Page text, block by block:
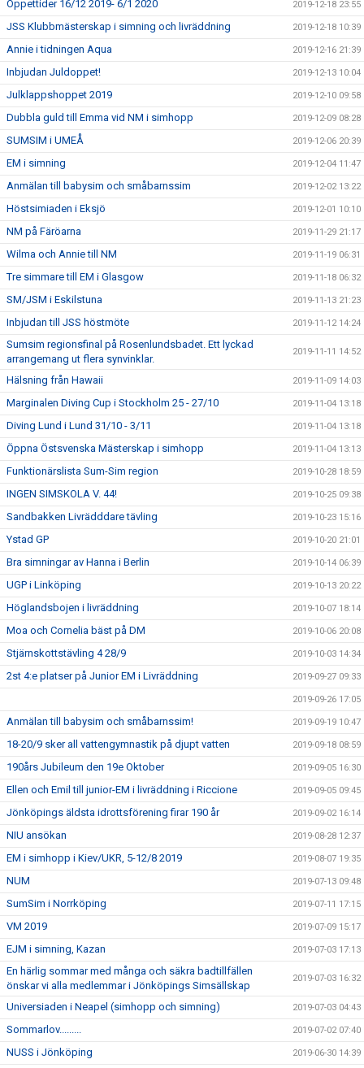
Öppettider 16/12 2019- 6/1 2020 2019-12-18 23:55
JSS Klubbmästerskap i simning och livräddning 2019-12-18 10:39
Annie i tidningen Aqua 2019-12-16 21:39
Inbjudan Juldoppet! 2019-12-13 10:04
Julklappshoppet 2019 2019-12-10 09:58
Dubbla guld till Emma vid NM i simhopp 2019-12-09 08:28
SUMSIM i UMEÅ 2019-12-06 20:39
EM i simning 2019-12-04 11:47
Anmälan till babysim och småbarnssim 2019-12-02 13:22
Höstsimiaden i Eksjö 2019-12-01 10:10
NM på Färöarna 2019-11-29 21:17
Wilma och Annie till NM 2019-11-19 06:31
Tre simmare till EM i Glasgow 2019-11-18 06:32
SM/JSM i Eskilstuna 2019-11-13 21:23
Inbjudan till JSS höstmöte 2019-11-12 14:24
Sumsim regionsfinal på Rosenlundsbadet. Ett lyckad
arrangemang ut flera synvinklar.
2019-11-11 14:52
Hälsning från Hawaii 2019-11-09 14:03
Marginalen Diving Cup i Stockholm 25 - 27/10 2019-11-04 13:18
Diving Lund i Lund 31/10 - 3/11 2019-11-04 13:18
Öppna Östsvenska Mästerskap i simhopp 2019-11-04 13:13
Funktionärslista Sum-Sim region 2019-10-28 18:59
INGEN SIMSKOLA V. 44! 2019-10-25 09:38
Sandbakken Livrädddare tävling 2019-10-23 15:16
Ystad GP 2019-10-20 21:01
Bra simningar av Hanna i Berlin 2019-10-14 06:39
UGP i Linköping 2019-10-13 20:22
Höglandsbojen i livräddning 2019-10-07 18:14
Moa och Cornelia bäst på DM 2019-10-06 20:08
Stjärnskottstävling 4 28/9 2019-10-03 14:34
2st 4:e platser på Junior EM i Livräddning 2019-09-27 09:33
2019-09-26 17:05
Anmälan till babysim och småbarnssim! 2019-09-19 10:47
18-20/9 sker all vattengymnastik på djupt vatten 2019-09-18 08:59
190års Jubileum den 19e Oktober 2019-09-05 16:30
Ellen och Emil till junior-EM i livräddning i Riccione 2019-09-05 09:45
Jönköpings äldsta idrottsförening firar 190 år 2019-09-02 16:14
NIU ansökan 2019-08-28 12:37
EM i simhopp i Kiev/UKR, 5-12/8 2019 2019-08-07 19:35
NUM 2019-07-13 09:48
SumSim i Norrköping 2019-07-11 17:15
VM 2019 2019-07-09 15:17
EJM i simning, Kazan 2019-07-03 17:13
En härlig sommar med många och säkra badtillfällen
önskar vi alla medlemmar i Jönköpings Simsällskap
2019-07-03 16:32
Universiaden i Neapel (simhopp och simning) 2019-07-03 04:43
Sommarlov......... 2019-07-02 07:40
NUSS i Jönköping 2019-06-30 14:39